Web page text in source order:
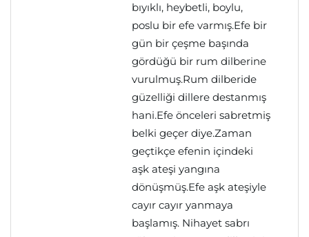
bıyıklı, heybetli, boylu,
poslu bir efe varmış.Efe bir
gün bir çeşme başında
gördüğü bir rum dilberine
vurulmuş.Rum dilberide
güzelliği dillere destanmış
hani.Efe önceleri sabretmiş
belki geçer diye.Zaman
geçtikçe efenin içindeki
aşk ateşi yangına
dönüşmüş.Efe aşk ateşiyle
cayır cayır yanmaya
başlamış. Nihayet sabrı